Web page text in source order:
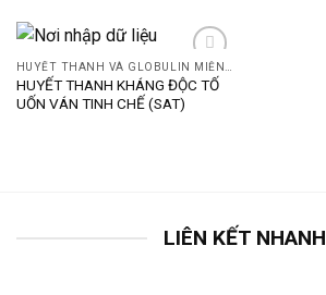
HUYẾT THANH KHÁNG ĐỘC TỐ
UỐN VÁN TINH CHẾ (SAT)
LIÊN KẾT NHANH